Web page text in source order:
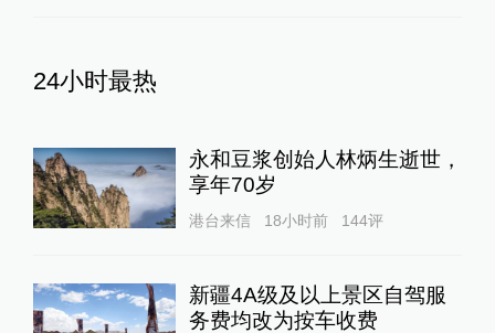
24小时最热
永和豆浆创始人林炳生逝世，
享年70岁
港台来信 18小时前 144评
新疆4A级及以上景区自驾服
务费均改为按车收费